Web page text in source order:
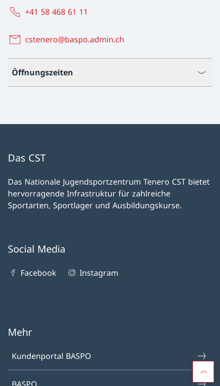
+41 58 468 61 11
cstenero@baspo.admin.ch
Öffnungszeiten
Das CST
Das Nationale Jugendsportzentrum Tenero CST bietet
hervorragende Infrastruktur für zahlreiche
Sportarten, Sportlager und Ausbildungskurse.
Social Media
Facebook Instagram
Mehr
Kundenportal BASPO